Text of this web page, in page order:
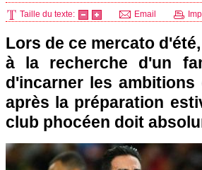
Taille du texte: Email
Lors de ce mercato
à la recherche d'un
d'incarner les
après la préparation
club phocéen doit